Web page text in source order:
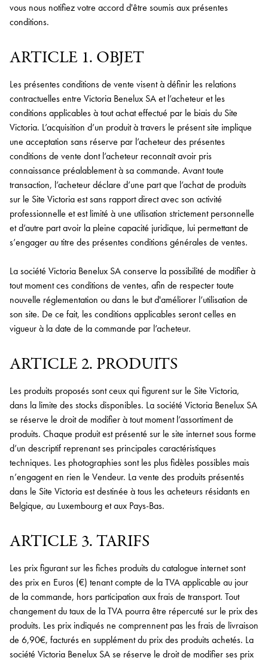
vous nous notifiez votre accord d'être soumis aux présentes
conditions.
ARTICLE 1. OBJET
Les présentes conditions de vente visent à définir les relations
contractuelles entre Victoria Benelux SA et l’acheteur et les
conditions applicables à tout achat effectué par le biais du Site
Victoria. L’acquisition d’un produit à travers le présent site implique
une acceptation sans réserve par l’acheteur des présentes
conditions de vente dont l’acheteur reconnaît avoir pris
connaissance préalablement à sa commande. Avant toute
transaction, l’acheteur déclare d’une part que l’achat de produits
sur le Site Victoria est sans rapport direct avec son activité
professionnelle et est limité à une utilisation strictement personnelle
et d’autre part avoir la pleine capacité juridique, lui permettant de
s’engager au titre des présentes conditions générales de ventes.
La société Victoria Benelux SA conserve la possibilité de modifier à
tout moment ces conditions de ventes, afin de respecter toute
nouvelle réglementation ou dans le but d'améliorer l’utilisation de
son site. De ce fait, les conditions applicables seront celles en
vigueur à la date de la commande par l’acheteur.
ARTICLE 2. PRODUITS
Les produits proposés sont ceux qui figurent sur le Site Victoria,
dans la limite des stocks disponibles. La société Victoria Benelux SA
se réserve le droit de modifier à tout moment l’assortiment de
produits. Chaque produit est présenté sur le site internet sous forme
d’un descriptif reprenant ses principales caractéristiques
techniques. Les photographies sont les plus fidèles possibles mais
n’engagent en rien le Vendeur. La vente des produits présentés
dans le Site Victoria est destinée à tous les acheteurs résidants en
Belgique, au Luxembourg et aux Pays-Bas.
ARTICLE 3. TARIFS
Les prix figurant sur les fiches produits du catalogue internet sont
des prix en Euros (€) tenant compte de la TVA applicable au jour
de la commande, hors participation aux frais de transport. Tout
changement du taux de la TVA pourra être répercuté sur le prix des
produits. Les prix indiqués ne comprennent pas les frais de livraison
de 6,90€, facturés en supplément du prix des produits achetés. La
société Victoria Benelux SA se réserve le droit de modifier ses prix